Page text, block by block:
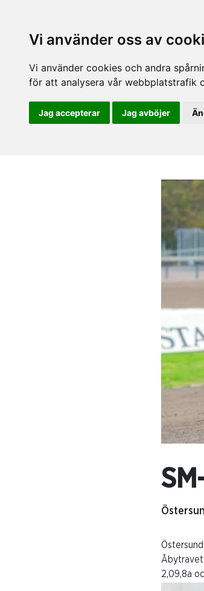
Vi använder oss av
Vi använder cookies och andra
för att analysera vår webbplatstrafik
Jag accepterar Jag avböjer
Åbytravet
2,09,8a